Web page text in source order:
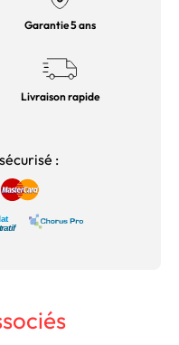
Garantie 5 ans
Livraison rapide
: